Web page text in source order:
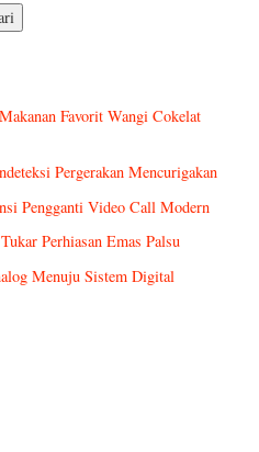
Favorit Wangi Cokelat
Pergerakan Mencurigakan
Pengganti Video Call Modern
Perhiasan Emas Palsu
Menuju Sistem Digital